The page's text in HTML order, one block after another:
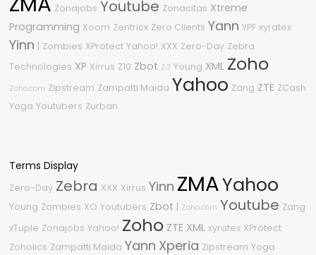
Zonajobs Youtube Zonacitas Xtreme
Programming Xoom Zentricx Zero Clients Yann YPF xyratex
Yinn | Zombies XProtect Yahoo! XXX Zero-Day Zebra
Technologies XP Xirrus Z10 Zbot Z3 Young XML Zoho
Zoho.com Zipstream Zampatti Maida Yahoo Zang ZTE ZCash
Yoga Youtubers Zurban
Terms Display
Zero-Day Zebra XXX Xirrus Yinn ZMAYahoo
Young Zombies XO Youtubers Zbot | Zoho.com Youtube Zang
xTuple Zonajobs Yahoo! Zoho ZTE XML xyratex XProtect
Zoholics Zampatti Maida Yann Xperia Zipstream Yoga